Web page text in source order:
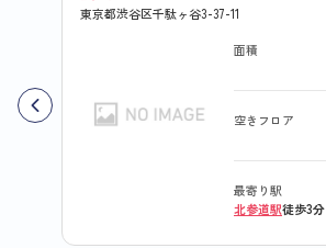
東京都渋谷区千駄ヶ谷3-37-11
面積
空きフロア
最寄り駅
北参道駅徒歩3分